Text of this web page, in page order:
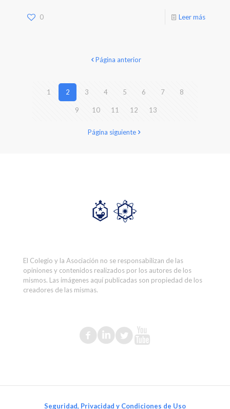
0 Leer más
Página anterior
1 2 3 4 5 6 7 8
9 10 11 12 13
Página siguiente
El Colegio y la Asociación no se responsabilizan de las
opiniones y contenidos realizados por los autores de los
mismos. Las imágenes aquí publicadas son propiedad de los
creadores de las mismas.
Seguridad, Privacidad y Condiciones de Uso